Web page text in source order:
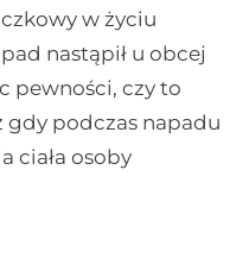
w życiu
nastąpił u obcej
pewności, czy to
gdy podczas napadu
ciała osoby